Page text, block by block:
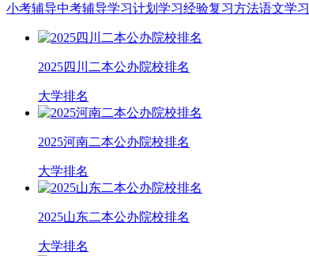
小考辅导中考辅导学习计划 学习经验复习方法语文学习
2025四川二本公办院校排名
大学排名
2025河南二本公办院校排名
大学排名
2025山东二本公办院校排名
大学排名